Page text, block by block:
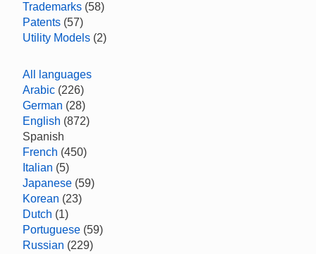
Trademarks (58)
Patents (57)
Utility Models (2)
All languages
Arabic (226)
German (28)
English (872)
Spanish
French (450)
Italian (5)
Japanese (59)
Korean (23)
Dutch (1)
Portuguese (59)
Russian (229)